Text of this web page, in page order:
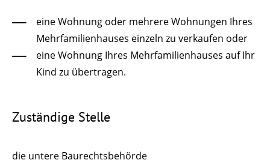
eine Wohnung oder mehrere Wohnungen Ihres
Mehrfamilienhauses einzeln zu verkaufen oder
eine Wohnung Ihres Mehrfamilienhauses auf Ihr
Kind zu übertragen.
Zuständige Stelle
die untere Baurechtsbehörde